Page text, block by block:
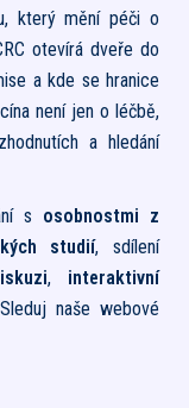
který mění péči o
otevírá dveře do
a kde se hranice
není jen o léčbě,
a hledání
s osobnostmi z
studií, sdílení
, interaktivní
Sleduj naše webové